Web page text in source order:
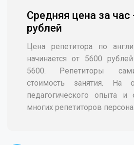
Средняя цена за час
рублей
Цена репетитора по
начинается от 5600
5600. Репетиторы
стоимость занятия. На
педагогического опыта и
многих репетиторов